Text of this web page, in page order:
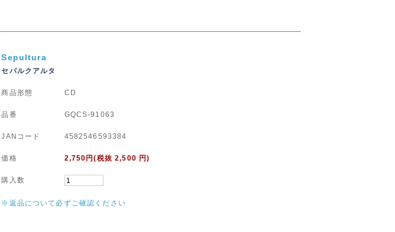
Sepultura
セパルクアルタ
商品形態 CD
品番 GQCS-91063
JANコード 4582546593384
価格 2,750 円(税抜 2,500 円)
購入数
※返品について必ずご確認ください